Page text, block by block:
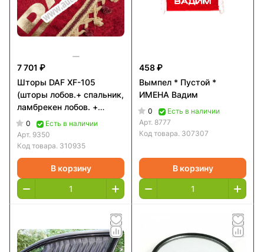
7 701 ₽
Шторы DAF XF-105
(шторы лобов.+ спальник,
ламбрекен лобов. +
спальника) комплект
(9350)
0
Есть в наличии
Арт. 9350
Код товара. 310935
В корзину
458 ₽
Вымпел * Пустой *
ИМЕНА Вадим
0
Есть в наличии
Арт. 8777
Код товара. 307307
В корзину